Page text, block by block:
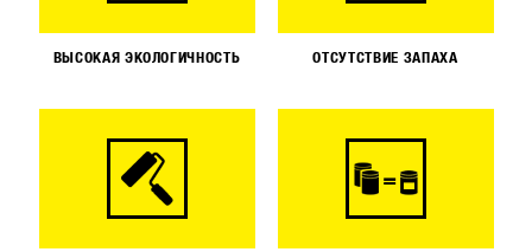
ВЫСОКАЯ ЭКОЛОГИЧНОСТЬ ОТСУТСТВИЕ ЗАПАХА